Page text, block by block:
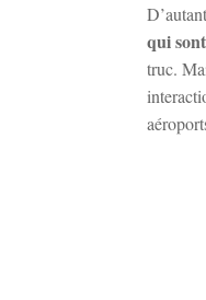
qui
truc.